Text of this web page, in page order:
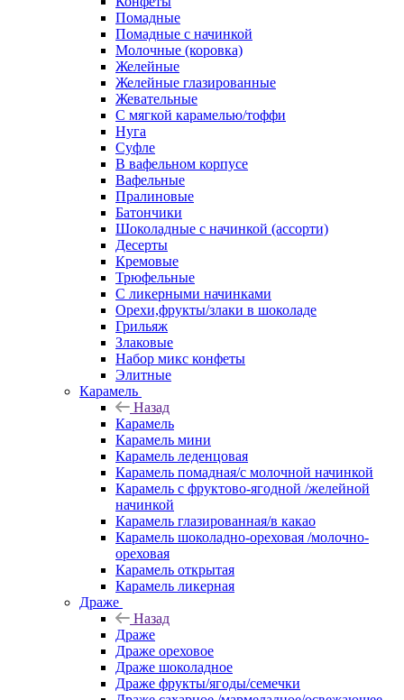
Помадные
Помадные с начинкой
Молочные (коровка)
Желейные
Желейные глазированные
Жевательные
С мягкой карамелью/тоффи
Нуга
Суфле
В вафельном корпусе
Вафельные
Пралиновые
Батончики
Шоколадные с начинкой (ассорти)
Десерты
Кремовые
Трюфельные
С ликерными начинками
Орехи,фрукты/злаки в шоколаде
Грильяж
Злаковые
Набор микс конфеты
Элитные
Карамель
Назад
Карамель
Карамель мини
Карамель леденцовая
Карамель помадная/с молочной начинкой
Карамель с фруктово-ягодной /желейной
начинкой
Карамель глазированная/в какао
Карамель шоколадно-ореховая /молочно-
ореховая
Карамель открытая
Карамель ликерная
Драже
Назад
Драже
Драже ореховое
Драже шоколадное
Драже фрукты/ягоды/семечки